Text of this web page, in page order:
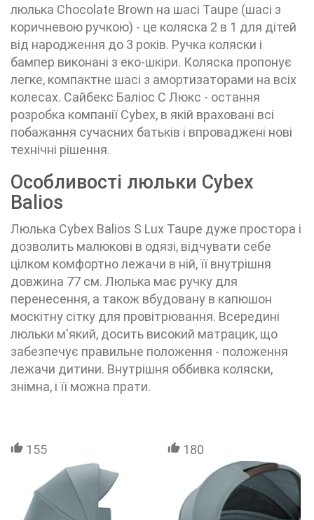
люлька Chocolate Brown на шасі Taupe (шасі з
коричневою ручкою) - це коляска 2 в 1 для дітей
від народження до 3 років. Ручка коляски і
бампер виконані з еко-шкіри. Коляска пропонує
легке, компактне шасі з амортизаторами на всіх
колесах. Сайбекс Баліос С Люкс - остання
розробка компанії Cybex, в якій враховані всі
побажання сучасних батьків і впроваджені нові
технічні рішення.
Особливості люльки Cybex
Balios
Люлька Cybex Balios S Lux Taupe дуже простора і
дозволить малюкові в одязі, відчувати себе
цілком комфортно лежачи в ній, її внутрішня
довжина 77 см. Люлька має ручку для
перенесення, а також вбудовану в капюшон
москітну сітку для провітрювання. Всередині
люльки м'який, досить високий матрацик, що
забезпечує правильне положення - положення
лежачи дитини. Внутрішня оббивка коляски,
знімна, і її можна прати.
155 180